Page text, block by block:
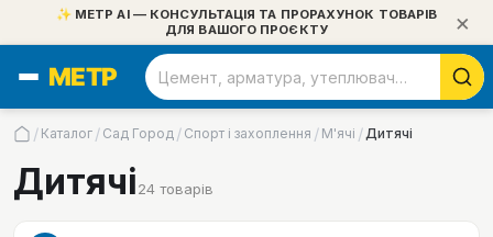
✨ МЕТР АІ — КОНСУЛЬТАЦІЯ ТА ПРОРАХУНОК ТОВАРІВ
ДЛЯ ВАШОГО ПРОЄКТУ
×
/ Каталог / Сад Город / Спорт і захоплення / М'ячі / Дитячі
Дитячі24 товарів